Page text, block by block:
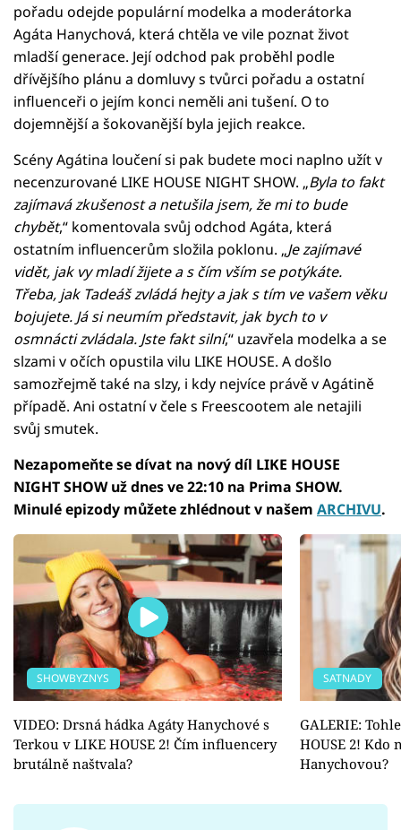
pořadu odejde populární modelka a moderátorka
Agáta Hanychová, která chtěla ve vile poznat život
mladší generace. Její odchod pak proběhl podle
dřívějšího plánu a domluvy s tvůrci pořadu a ostatní
influenceři o jejím konci neměli ani tušení. O to
dojemnější a šokovanější byla jejich reakce.
Scény Agátina loučení si pak budete moci naplno užít v
necenzurované LIKE HOUSE NIGHT SHOW. „Byla to fakt
zajímavá zkušenost a netušila jsem, že mi to bude
chybět,“ komentovala svůj odchod Agáta, která
ostatním influencerům složila poklonu. „Je zajímavé
vidět, jak vy mladí žijete a s čím vším se potýkáte.
Třeba, jak Tadeáš zvládá hejty a jak s tím ve vašem věku
bojujete. Já si neumím představit, jak bych to v
osmnácti zvládala. Jste fakt silní,“ uzavřela modelka a se
slzami v očích opustila vilu LIKE HOUSE. A došlo
samozřejmě také na slzy, i kdy nejvíce právě v Agátině
případě. Ani ostatní v čele s Freescootem ale netajili
svůj smutek.
Nezapomeňte se dívat na nový díl LIKE HOUSE
NIGHT SHOW už dnes ve 22:10 na Prima SHOW.
Minulé epizody můžete zhlédnout v našem ARCHIVU.
SHOWBYZNYS
VIDEO: Drsná hádka Agáty Hanychové s
Terkou v LIKE HOUSE 2! Čím influencery
brutálně naštvala?
SATNADY
GALERIE:
HOUSE 2! Kdo
Hanychovou?